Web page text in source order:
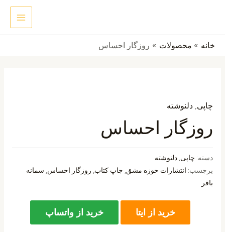
محتوا
خانه محصولات روزگار احساس
چاپی دلنوشته
روزگار احساس
دسته: چاپی, دلنوشته
برچسب: انتشارات حوزه مشق, چاپ کتاب, روزگار احساس, سمانه
باقر
خرید از ایتا خرید از واتساپ